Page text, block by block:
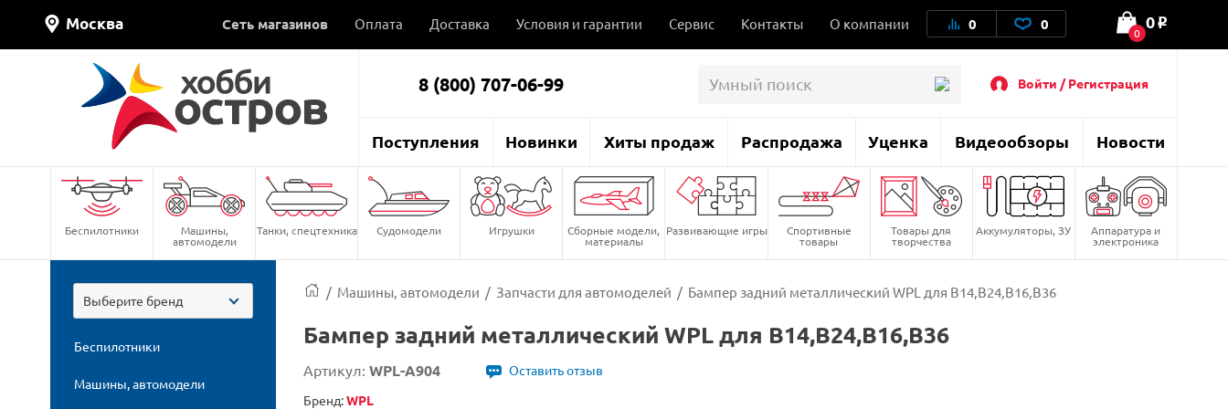
Москва Сеть магазинов Оплата Доставка Условия и гарантии Сервис Контакты О компании 0 0 0
0 o
8 (800) 707-06-99 Войти / Регистрация
Поступления Новинки Хиты продаж Распродажа Уценка Видеообзоры Новости
Беспилотники Машины,
автомодели
Танки, спецтехника Судомодели Игрушки Сборные модели,
материалы
Развивающие игры Спортивные
товары
Товары для
творчества
Аккумуляторы, ЗУ Аппаратура и
электроника
Выберите бренд
Беспилотники
Машины, автомодели
/ Машины, автомодели / Запчасти для автомоделей / Бампер задний металлический WPL для B14,B24,B16,B36
Бампер задний металлический WPL для B14,B24,B16,B36
Артикул: WPL-A904
Оставить отзыв
Бренд:WPL